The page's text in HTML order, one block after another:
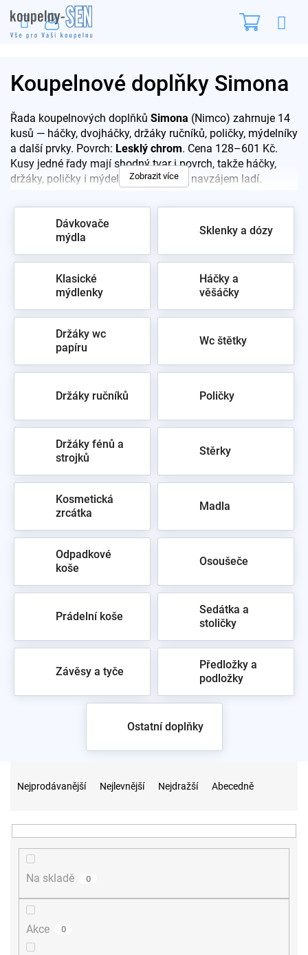
na
obsah
Koupelnové doplňky Simona
Řada koupelnových doplňků Simona (Nimco) zahrnuje 14
kusů — háčky, dvojháčky, držáky ručníků, poličky, mýdelníky
a další prvky. Povrch: Lesklý chrom. Cena 128–601 Kč.
Kusy jedné řady mají shodný tvar i povrch, takže háčky,
držáky, poličky i mýdelník v koupelně navzájem ladí.
vzorkovně Praha 10.
Zobrazit více
Dávkovače
mýdla
Sklenky a dózy
Klasické
mýdlenky
Háčky a
věšáčky
Držáky wc
papíru
Wc štětky
Držáky ručníků Poličky
Držáky fénů a
strojků
Stěrky
Kosmetická
zrcátka
Madla
Odpadkové
koše
Osoušeče
Prádelní koše
Sedátka a
stoličky
Závěsy a tyče
Předložky a
podložky
Ostatní doplňky
n
Nejprodávanější Nejlevnější Nejdražší Abecedně
Na skladě 0
Akce 0